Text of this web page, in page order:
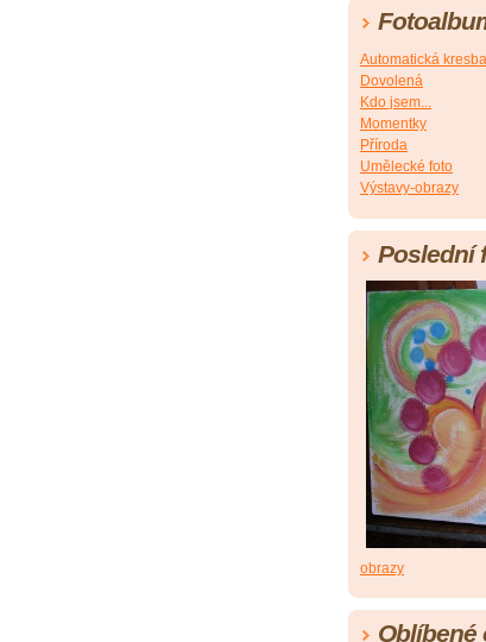
Automatická kresba
Dovolená
Kdo jsem...
Momentky
Příroda
Umělecké foto
Výstavy-obrazy
Poslední
obrazy
Oblíbené